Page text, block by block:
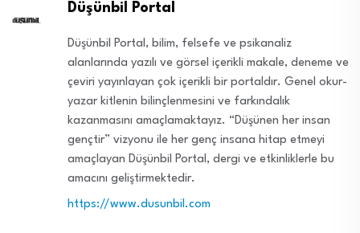
Düşünbil Portal
Düşünbil Portal, bilim, felsefe ve psikanaliz
alanlarında yazılı ve görsel içerikli makale, deneme ve
çeviri yayınlayan çok içerikli bir portaldır. Genel okur-
yazar kitlenin bilinçlenmesini ve farkındalık
kazanmasını amaçlamaktayız. “Düşünen her insan
gençtir” vizyonu ile her genç insana hitap etmeyi
amaçlayan Düşünbil Portal, dergi ve etkinliklerle bu
amacını geliştirmektedir.
https://www.dusunbil.com